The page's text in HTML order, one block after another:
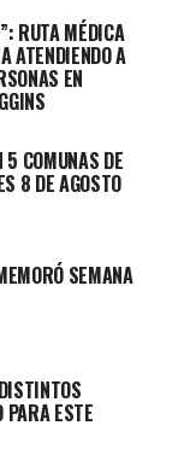
RUTA MÉDICA
ATENDIENDO A
EN
5 COMUNAS DE
8 DE AGOSTO
SEMANA
PARA ESTE